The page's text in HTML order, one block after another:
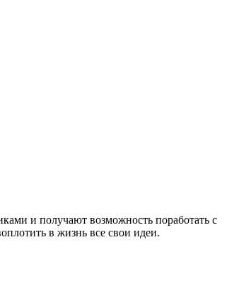
и получают возможность поработать с
в жизнь все свои идеи.